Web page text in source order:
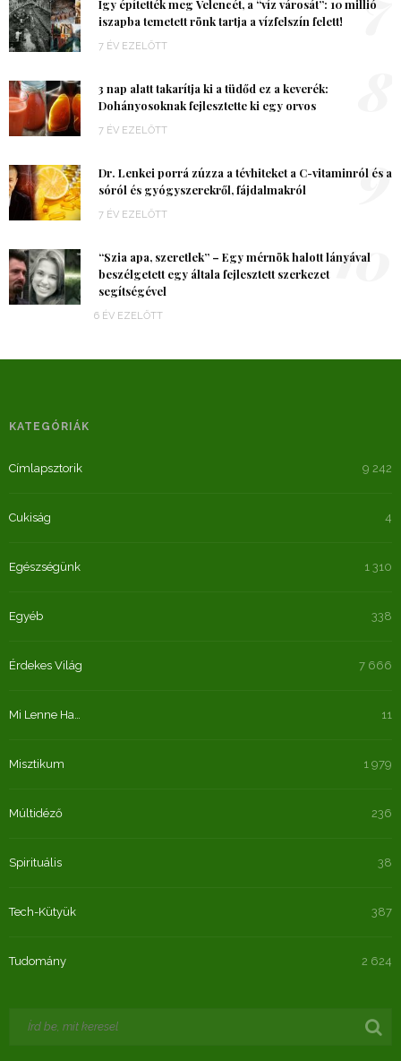
Így építették meg Velencét, a “víz városát”: 10 millió
iszapba temetett rönk tartja a vízfelszín felett!
7 ÉV EZELŐTT
3 nap alatt takarítja ki a tüdőd ez a keverék:
Dohányosoknak fejlesztette ki egy orvos
7 ÉV EZELŐTT
Dr. Lenkei porrá zúzza a tévhiteket a C-vitaminról és a
sóról és gyógyszerekről, fájdalmakról
7 ÉV EZELŐTT
9
“Szia apa, szeretlek” – Egy mérnök halott lányával
beszélgetett egy általa fejlesztett szerkezet
segítségével
6 ÉV EZELŐTT
10
KATEGÓRIÁK
Címlapsztorik 9 242
Cukiság 4
Egészségünk 1 310
Egyéb 338
Érdekes Világ 7 666
Mi Lenne Ha… 11
Misztikum 1 979
Múltidéző 236
Spirituális 38
Tech-Kütyük 387
Tudomány 2 624